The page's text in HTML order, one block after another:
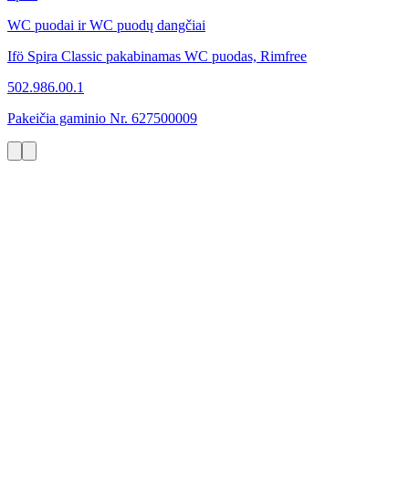
WC puodai ir WC puodų dangčiai
Ifö Spira Classic pakabinamas WC puodas, Rimfree
502.986.00.1
Pakeičia gaminio Nr. 627500009